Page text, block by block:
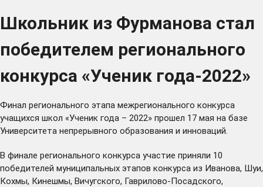
Школьник из Фурманова стал
победителем регионального
конкурса «Ученик года-2022»
Финал регионального этапа межрегионального конкурса
учащихся школ «Ученик года – 2022» прошел 17 мая на базе
Университета непрерывного образования и инноваций.
В финале регионального конкурса участие приняли 10
победителей муниципальных этапов конкурса из Иванова, Шуи,
Кохмы, Кинешмы, Вичугского, Гаврилово-Посадского,